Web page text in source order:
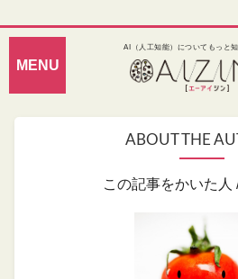
AI（人工知能）についてもっと
ABOUT THE
この記事をかいた人